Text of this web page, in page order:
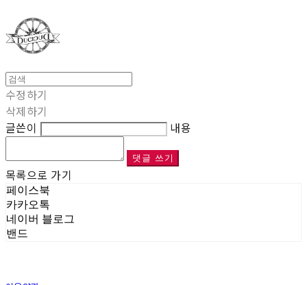
수정하기
삭제하기
글쓴이
내용
댓글 쓰기
목록으로 가기
페이스북
카카오톡
네이버 블로그
밴드